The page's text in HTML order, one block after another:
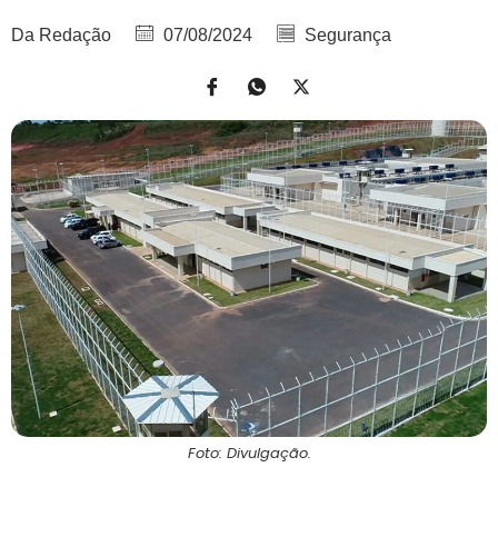
Da Redação 07/08/2024 Segurança
Foto: Divulgação.